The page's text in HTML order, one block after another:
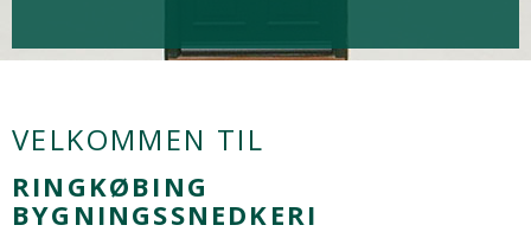
VELKOMMEN TIL
RINGKØBING
BYGNINGSSNEDKERI